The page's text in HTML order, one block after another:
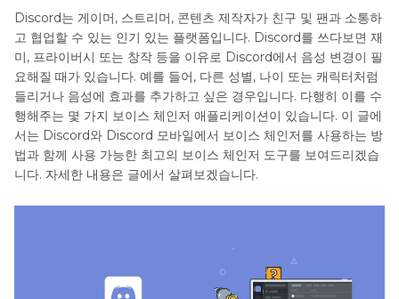
Discord는 게이머, 스트리머, 콘텐츠 제작자가 친구 및 팬과 소통하
고 협업할 수 있는 인기 있는 플랫폼입니다. Discord를 쓰다보면 재
미, 프라이버시 또는 창작 등을 이유로 Discord에서 음성 변경이 필
요해질 때가 있습니다. 예를 들어, 다른 성별, 나이 또는 캐릭터처럼
들리거나 음성에 효과를 추가하고 싶은 경우입니다. 다행히 이를 수
행해주는 몇 가지 보이스 체인저 애플리케이션이 있습니다. 이 글에
서는 Discord와 Discord 모바일에서 보이스 체인저를 사용하는 방
법과 함께 사용 가능한 최고의 보이스 체인저 도구를 보여드리겠습
니다. 자세한 내용은 글에서 살펴보겠습니다.